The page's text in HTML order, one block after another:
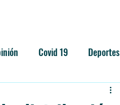
Covid 19 Deportes